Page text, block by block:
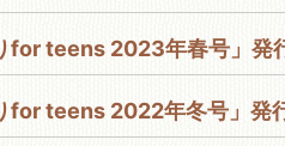
for teens 2023年春号」発
for teens 2022年冬号」発